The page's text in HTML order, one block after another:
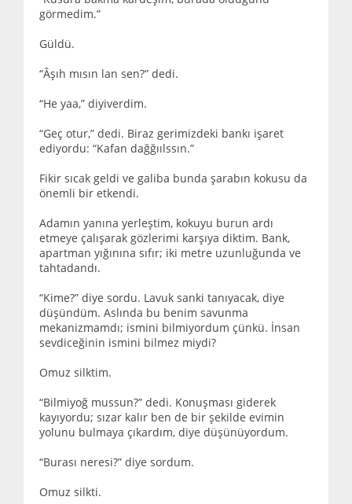
görmedim.”
Güldü.
“Âşıh mısın lan sen?” dedi.
“He yaa,” diyiverdim.
“Geç otur,” dedi. Biraz gerimizdeki bankı işaret
ediyordu: “Kafan dağğıılssın.”
Fikir sıcak geldi ve galiba bunda şarabın kokusu da
önemli bir etkendi.
Adamın yanına yerleştim, kokuyu burun ardı
etmeye çalışarak gözlerimi karşıya diktim. Bank,
apartman yığınına sıfır; iki metre uzunluğunda ve
tahtadandı.
“Kime?” diye sordu. Lavuk sanki tanıyacak, diye
düşündüm. Aslında bu benim savunma
mekanizmamdı; ismini bilmiyordum çünkü. İnsan
sevdiceğinin ismini bilmez miydi?
Omuz silktim.
“Bilmiyoğ mussun?” dedi. Konuşması giderek
kayıyordu; sızar kalır ben de bir şekilde evimin
yolunu bulmaya çıkardım, diye düşünüyordum.
“Burası neresi?” diye sordum.
Omuz silkti.